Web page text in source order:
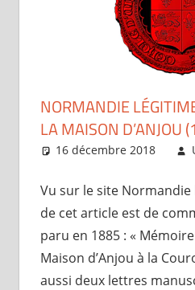
NORMANDIE
LA MAISON D’ANJOU
16 décembre 2018
Vu sur le site
de cet article est de
paru en 1885 : «
Maison d’Anjou à la
aussi deux lettres